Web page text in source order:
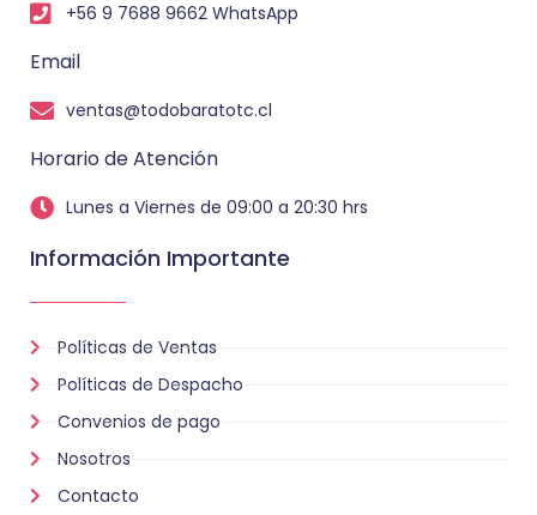
+56 9 7688 9662 WhatsApp
Email
ventas@todobaratotc.cl
Horario de Atención
Lunes a Viernes de 09:00 a 20:30 hrs
Información Importante
Políticas de Ventas
Políticas de Despacho
Convenios de pago
Nosotros
Contacto